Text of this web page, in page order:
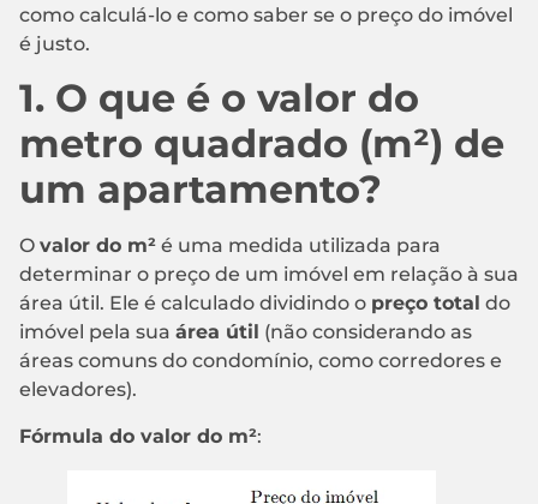
como calculá-lo e como saber se o preço do imóvel
é justo.
1. O que é o valor do
metro quadrado (m²) de
um apartamento?
O valor do m² é uma medida utilizada para
determinar o preço de um imóvel em relação à sua
área útil. Ele é calculado dividindo o preço total do
imóvel pela sua área útil (não considerando as
áreas comuns do condomínio, como corredores e
elevadores).
Fórmula do valor do m²: